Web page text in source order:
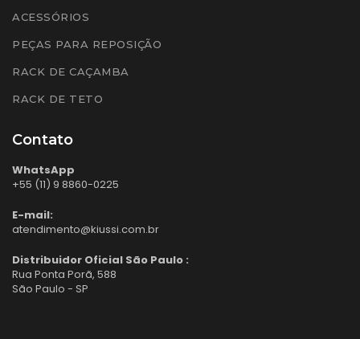
ACESSÓRIOS
PEÇAS PARA REPOSIÇÃO
RACK DE CAÇAMBA
RACK DE TETO
Contato
WhatsApp
+55 (11) 9 8860-0225
E-mail:
atendimento@kiussi.com.br
Distribuidor Oficial São Paulo :
Rua Ponta Porã, 588
São Paulo - SP